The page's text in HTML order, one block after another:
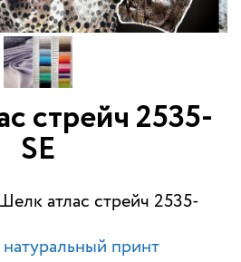
стрейч 2535-
SE
атлас стрейч 2535-
принт